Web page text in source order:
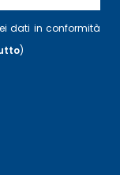
dati in conformità
)